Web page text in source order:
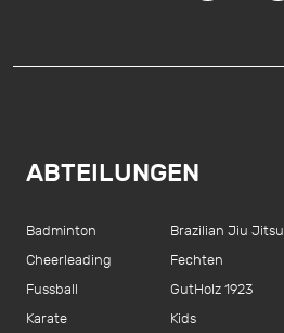
ABTEILUNGEN
Badminton Brazilian Jiu Jitsu
Cheerleading
Fechten
Fussball
GutHolz 1923
Karate
Kids